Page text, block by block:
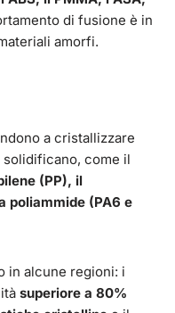
di fusione è in
amorfi.
a cristallizzare
come il
(PP), il
poliammide (PA6 e
in alcune regioni: i
superiore a 80%